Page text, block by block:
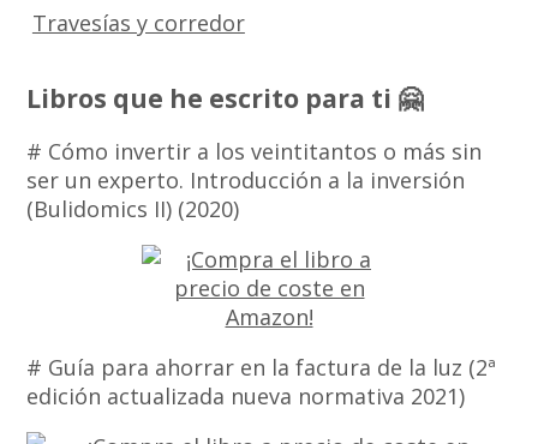
Travesías y corredor
Libros que he escrito para ti 🤗
# Cómo invertir a los veintitantos o más sin
ser un experto. Introducción a la inversión
(Bulidomics II) (2020)
# Guía para ahorrar en la factura de la luz (2ª
edición actualizada nueva normativa 2021)